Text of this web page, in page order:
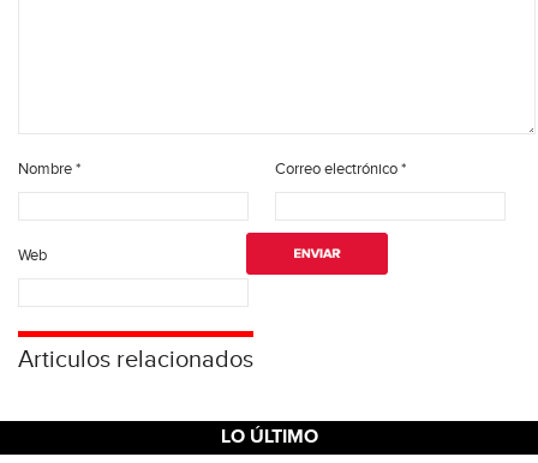
Nombre* Correo electrónico*
Web
Articulos relacionados
LO ÚLTIMO